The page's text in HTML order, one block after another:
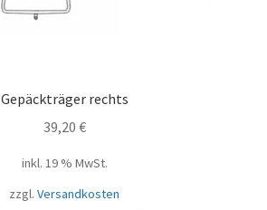
Gepäckträger rechts
39,20 €
inkl. 19 % MwSt.
zzgl. Versandkosten